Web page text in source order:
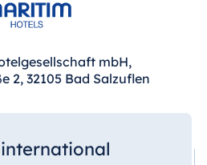
mbH,
2, 32105 Bad Salzuflen